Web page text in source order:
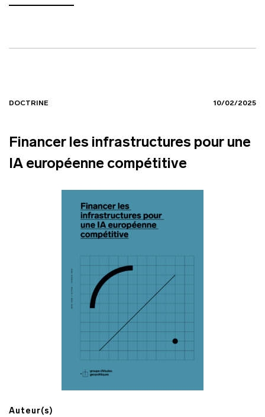
DOCTRINE 10/02/2025
Financer les infrastructures pour une
IA européenne compétitive
Auteur(s)